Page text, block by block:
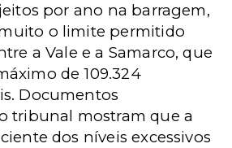
por ano na barragem,
o limite permitido
a Vale e a Samarco, que
de 109.324
Documentos
tribunal mostram que a
dos níveis excessivos